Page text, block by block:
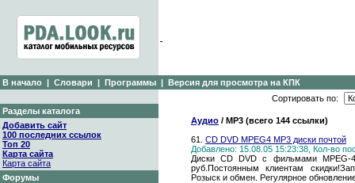
В начало | Словари | Программы | Версия для просмотра на КПК
Разделы каталога
Добавить сайт
100 последних ссылок
Топ 20
Карта сайта
Карта сайта
Форумы
Сортировать по:
Аудио / MP3 (всего 144 ссылки)
61. CD DVD MPEG4 MP3 диски почтой
Добавлено: 15.08.05 15:23:38, Кол-во
Диски CD DVD с фильмами
руб.Постоянным клиентам
Розыск и обмен. Регулярное